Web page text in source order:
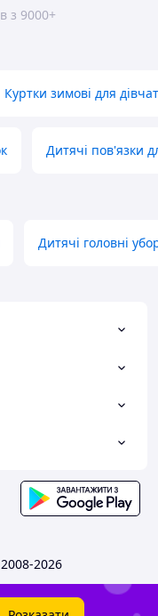
з 9000+
Куртки зимові для
Дитячі пов'язки
Дитячі головні
2026